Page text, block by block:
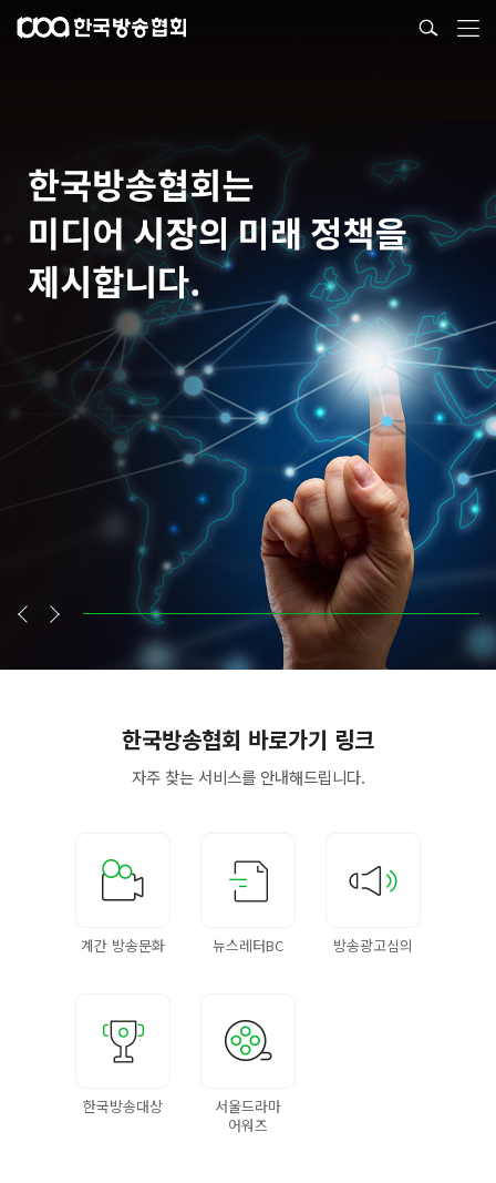
한국방송협회 바로가기 링크
자주 찾는 서비스를안내해드립니다.
계간 방송문화 뉴스레터BC 방송광고심의
한국방송대상
서울드라마
어워즈